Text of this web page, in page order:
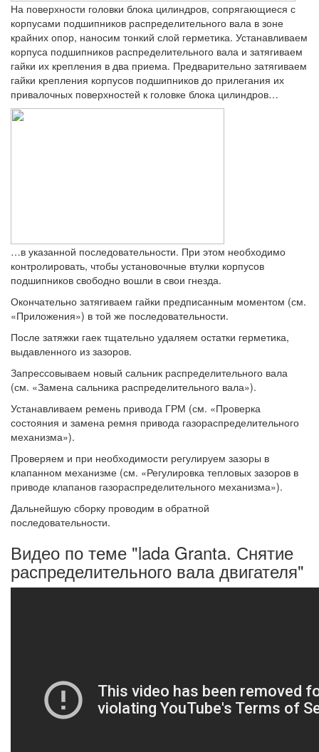
На поверхности головки блока цилиндров, сопрягающиеся с
корпусами подшипников распределительного вала в зоне
крайних опор, наносим тонкий слой герметика. Устанавливаем
корпуса подшипников распределительного вала и затягиваем
гайки их крепления в два приема. Предварительно затягиваем
гайки крепления корпусов подшипников до прилегания их
привалочных поверхностей к головке блока цилиндров…
…в указанной последовательности. При этом необходимо
контролировать, чтобы установочные втулки корпусов
подшипников свободно вошли в свои гнезда.
Окончательно затягиваем гайки предписанным моментом (см.
«Приложения») в той же последовательности.
После затяжки гаек тщательно удаляем остатки герметика,
выдавленного из зазоров.
Запрессовываем новый сальник распределительного вала
(см. «Замена сальника распределительного вала»).
Устанавливаем ремень привода ГРМ (см. «Проверка
состояния и замена ремня привода газораспределительного
механизма»).
Проверяем и при необходимости регулируем зазоры в
клапанном механизме (см. «Регулировка тепловых зазоров в
приводе клапанов газораспределительного механизма»).
Дальнейшую сборку проводим в обратной
последовательности.
Видео по теме "lada Granta. Снятие
распределительного вала двигателя"